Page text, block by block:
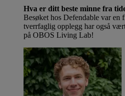
Hva er ditt beste minne fra
Besøket hos Defendable var en
tverrfaglig opplegg har også
på OBOS Living Lab!